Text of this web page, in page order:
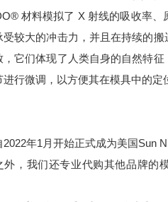
材料模拟了 X 射线的吸收率
受较大的冲击力，并且在持续的
，它们体现了人类自身的自然特
行微调，以方便其在模具中的定
2022年1月开始正式成为美国Sun
外，我们还专业代购其他品牌的